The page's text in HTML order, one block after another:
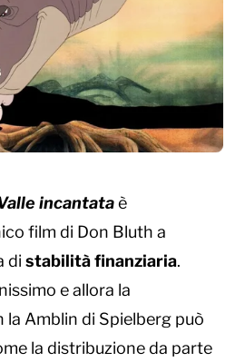
incantataè
film di Don Bluth a
di stabilità finanziaria.
e allora la
Amblin di Spielberg può
la distribuzione da parte